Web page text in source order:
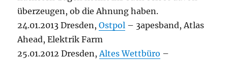
überzeugen, ob die Ahnung haben.
24.01.2013 Dresden,Ostpol – 3apesband, Atlas
Ahead, Elektrik Farm
25.01.2012 Dresden,Altes Wettbüro –